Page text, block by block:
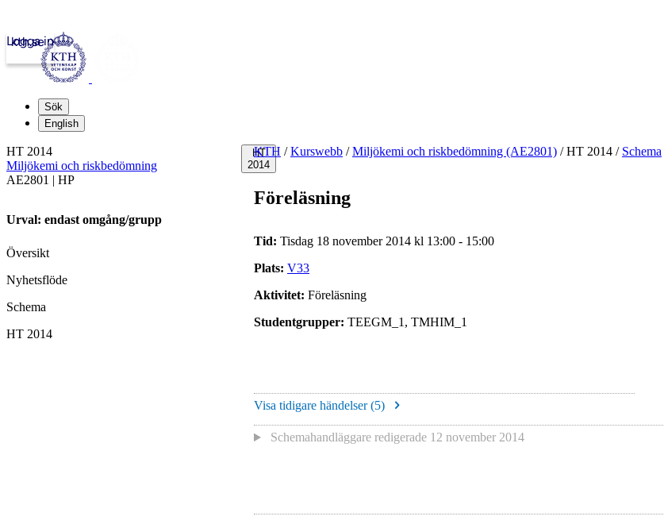
kth.se
Logga in
Sök
English
HT
2014
KTH / Kurswebb / Miljökemi och riskbedömning (AE2801) /HT 2014 / Schema
Föreläsning
Tid: Tisdag 18 november 2014 kl 13:00 - 15:00
Plats: V33
Aktivitet: Föreläsning
Studentgrupper: TEEGM_1, TMHIM_1
Visa tidigare händelser (5)
Schemahandläggare redigerade 12 november 2014
HT 2014
Miljökemi och riskbedömning
AE2801 | HP
Urval: endast omgång/grupp
Översikt
Nyhetsflöde
Schema
HT 2014